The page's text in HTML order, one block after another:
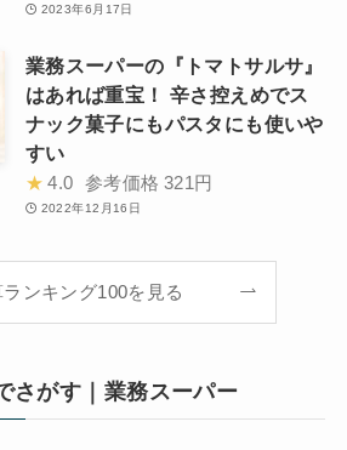
2023年6月17日
業務スーパーの『トマトサルサ』
はあれば重宝！ 辛さ控えめでス
ナック菓子にもパスタにも使いや
すい
★ 4.0 参考価格 321円
2022年12月16日
ンキング100を見る
さがす｜業務スーパー